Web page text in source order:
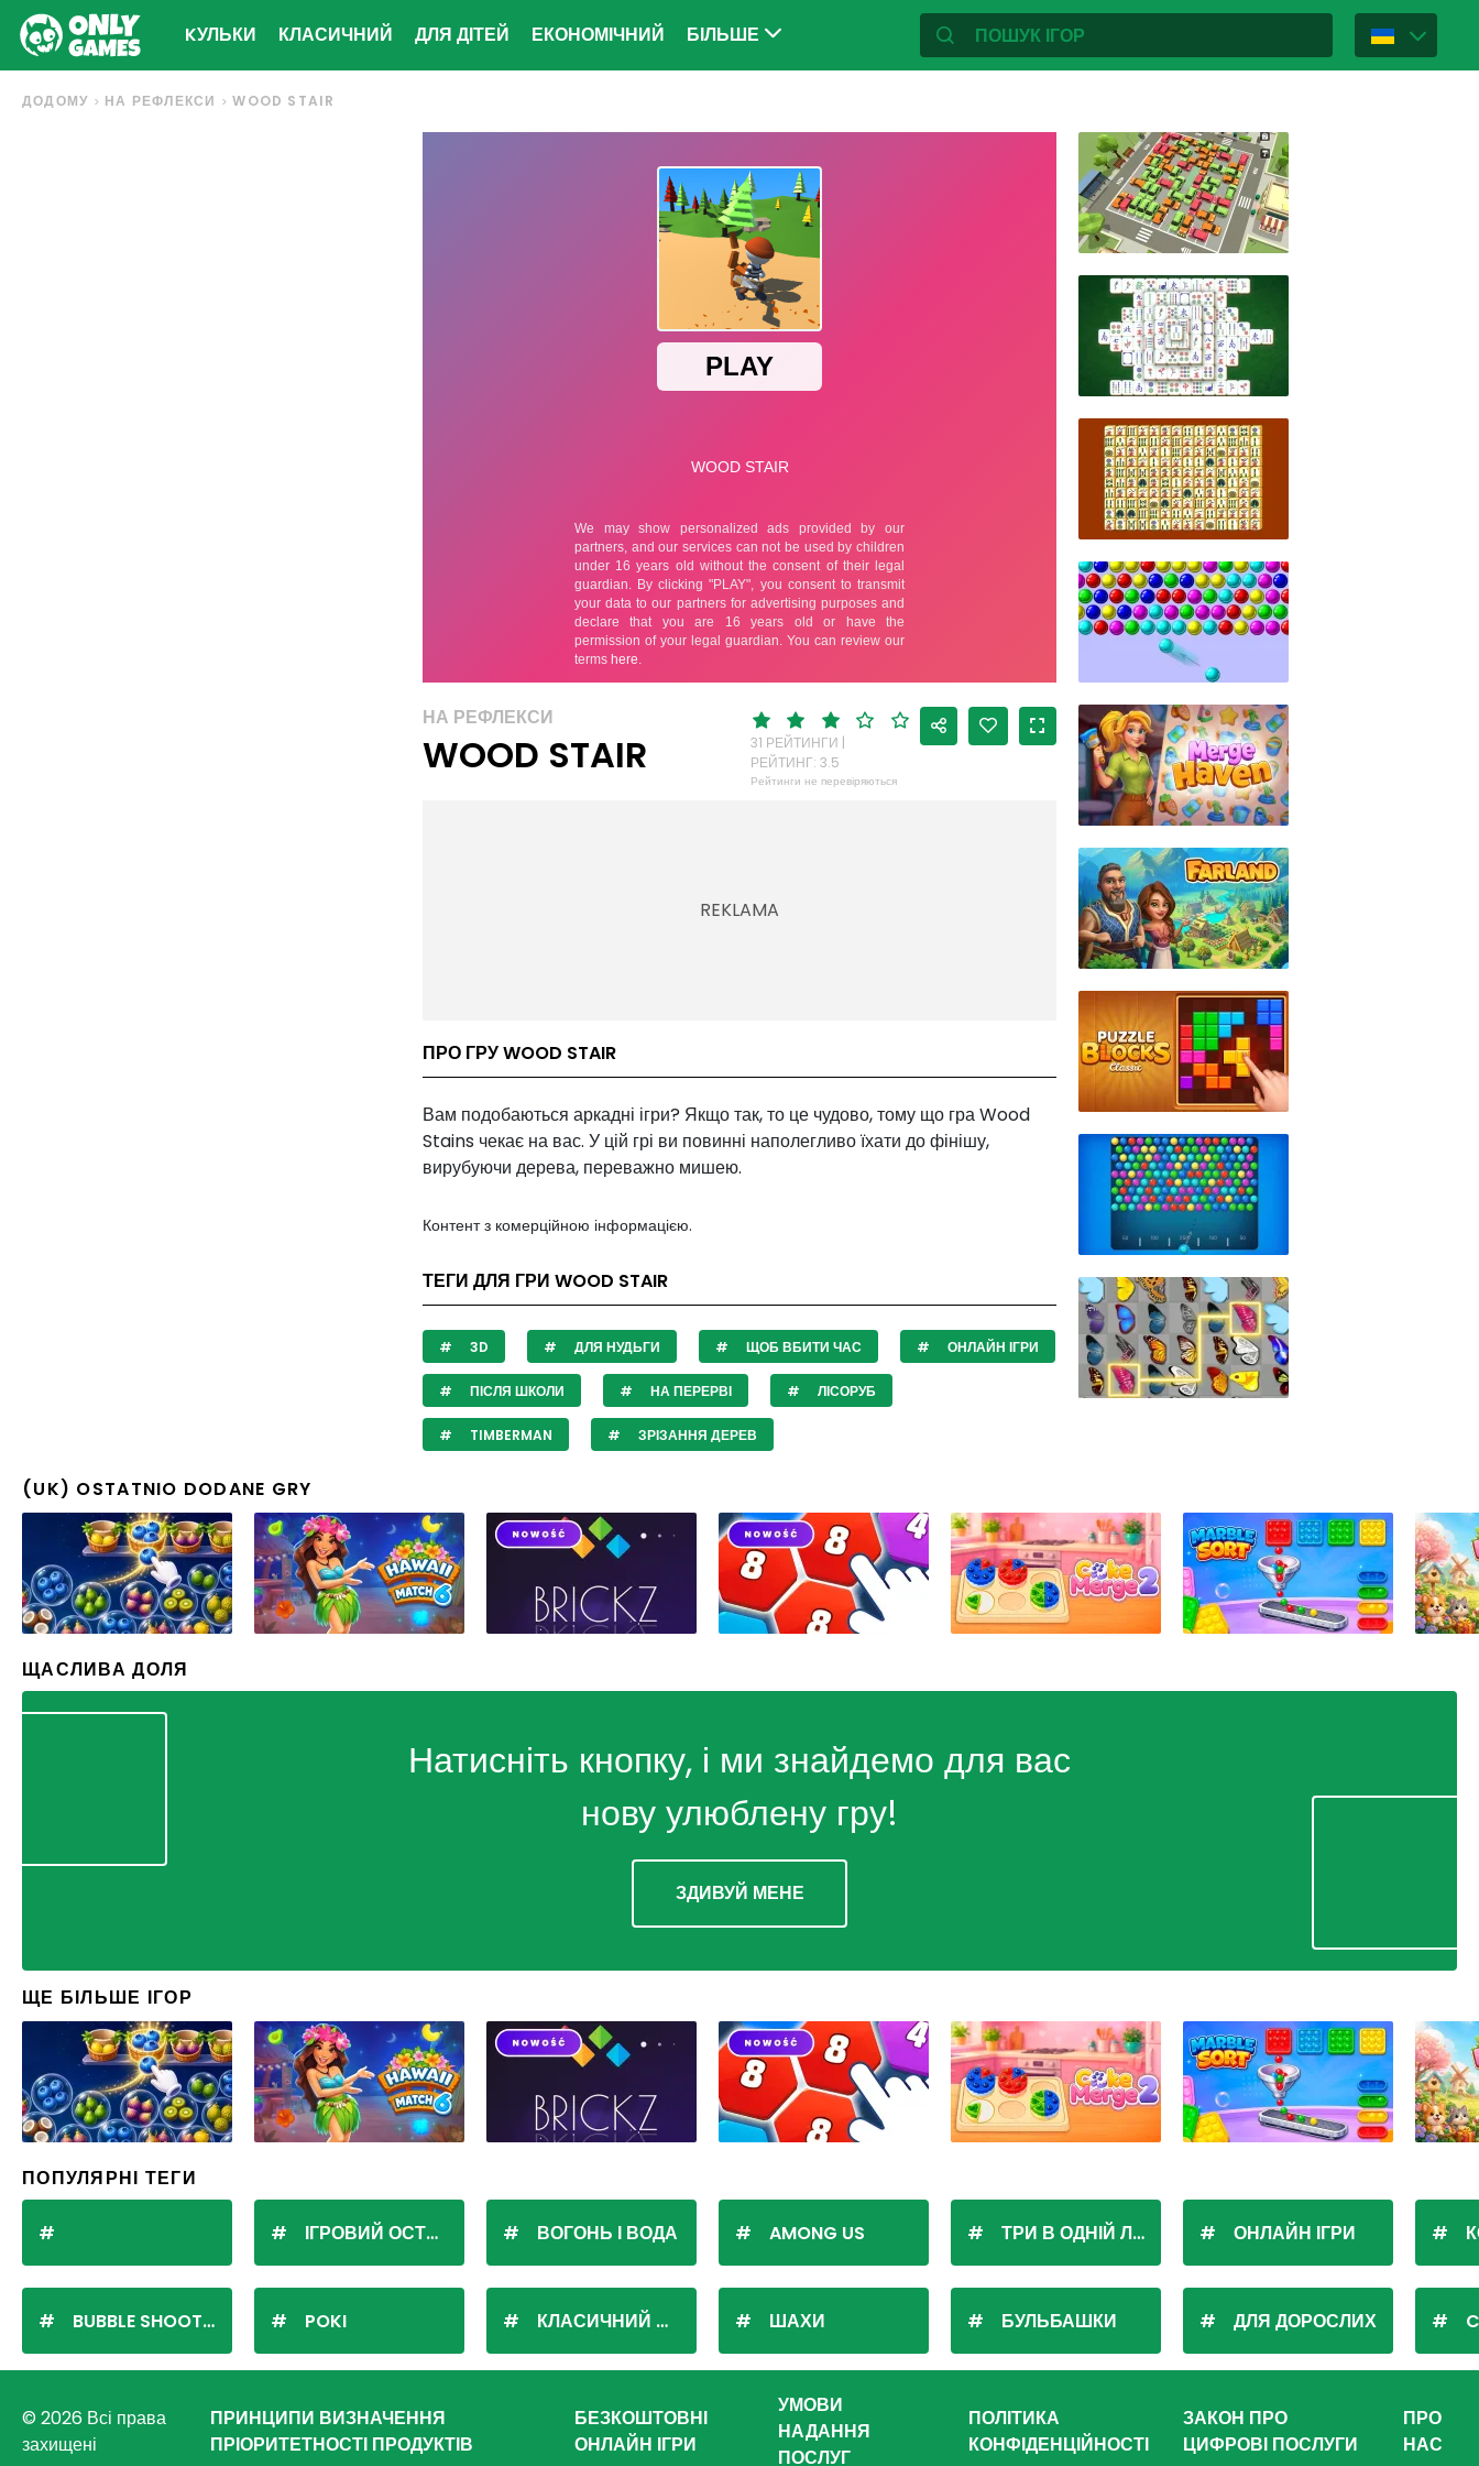
KУЛЬКИ КЛАСИЧНИЙ ДЛЯ ДІТЕЙ ЕКОНОМІЧНИЙ БІЛЬШЕ
ДОДОМУ НА РЕФЛЕКСИ WOOD STAIR
НА РЕФЛЕКСИ
WOOD STAIR
31 РЕЙТИНГИ |
РЕЙТИНГ: 3.5
Рейтинги не перевіряються
ПРО ГРУ WOOD STAIR
Вам подобаються аркадні ігри? Якщо так, то це чудово, тому що гра Wood
Stains чекає на вас. У цій грі ви повинні наполегливо їхати до фінішу,
вирубуючи дерева, переважно мишею.
Контент з комерційною інформацією.
ТЕГИ ДЛЯ ГРИ WOOD STAIR
3D ДЛЯ НУДЬГИ ЩОБ ВБИТИ ЧАС ОНЛАЙН ІГРИ
ПІСЛЯ ШКОЛИ НА ПЕРЕРВІ ЛІСОРУБ
TIMBERMAN ЗРІЗАННЯ ДЕРЕВ
(UK) OSTATNIO DODANE GRY
ЩАСЛИВА ДОЛЯ
Натисніть кнопку, і ми знайдемо для вас
нову улюблену гру!
ЗДИВУЙ МЕНЕ
ЩЕ БІЛЬШЕ ІГОР
ПОПУЛЯРНІ ТЕГИ
BUBBLE SHOOTER
ІГРОВИЙ ОСТРІВ
POKI
ВОГОНЬ І ВОДА
КЛАСИЧНИЙ ПАСЬЯНС
AMONG US
ШАХИ
ТРИ В ОДНІЙ ЛІНІЇ
БУЛЬБАШКИ
ОНЛАЙН ІГРИ
ДЛЯ ДОРОСЛИХ
© 2026 Всі права
захищені
ПРИНЦИПИ ВИЗНАЧЕННЯ
ПРІОРИТЕТНОСТІ ПРОДУКТІВ
БЕЗКОШТОВНІ
ОНЛАЙН ІГРИ
УМОВИ
НАДАННЯ
ПОСЛУГ
ПОЛІТИКА
КОНФІДЕНЦІЙНОСТІ
ЗАКОН ПРО
ЦИФРОВІ ПОСЛУГИ
ПРО
НАС